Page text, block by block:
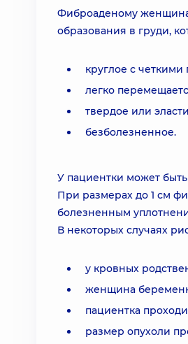
Фиброаденому женщина
образования в груди,
круглое с
легко
твердое или
безболезненное.
У пациентки может
При размерах до 1 см
болезненным
В некоторых случаях
у кровных
женщина
пациентка
размер опухоли